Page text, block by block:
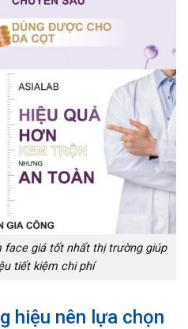
face giá tốt nhất thị trường giúp
tiết kiệm chi phí
hiệu nên lựa chọn